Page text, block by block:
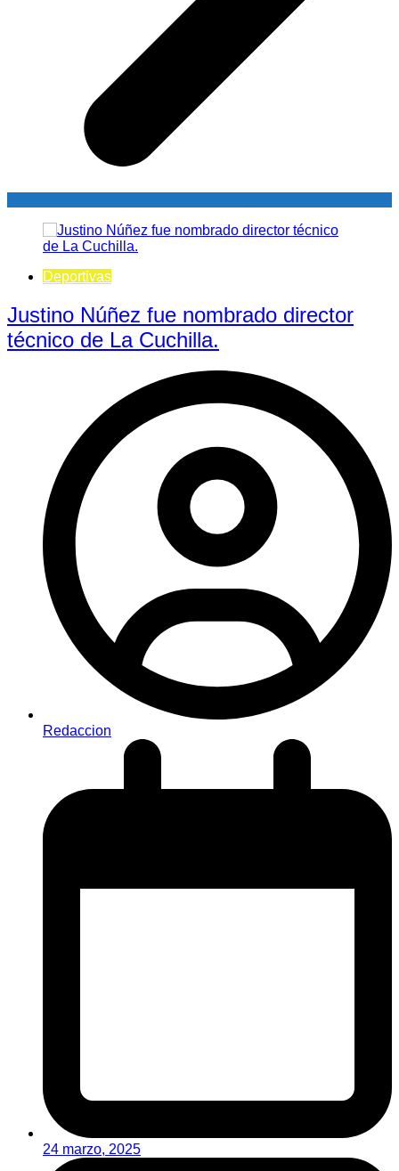
Deportivas
Justino Núñez fue nombrado director
técnico de La Cuchilla.
Redaccion
24 marzo, 2025